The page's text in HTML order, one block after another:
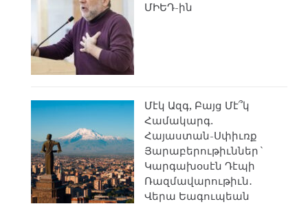
ՄԻԵԴ-ին
Մէկ Ազգ, Բայց Մէ՞կ
Համակարգ.
Հայաստան-Սփիւռք
Յարաբերութիւններ`
Կարգախօսէն Դէպի
Ռազմավարութիւն․
Վերա Եագուպեան